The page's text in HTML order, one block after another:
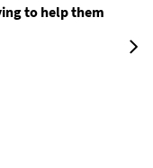
to help them